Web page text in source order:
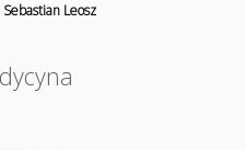
Sebastian Leosz